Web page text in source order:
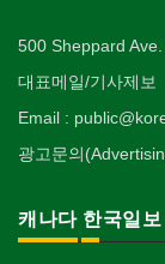
500 Sheppard
대표메일/기사제보
Email :
광고문의
캐나다 한국일보